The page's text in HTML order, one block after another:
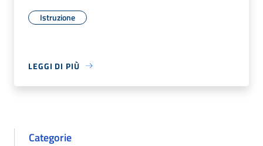
Istruzione
LEGGI DI PIÙ
Categorie